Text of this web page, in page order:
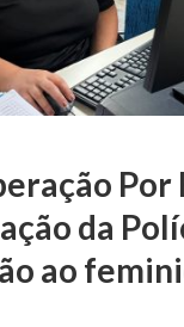
Por
da
ao